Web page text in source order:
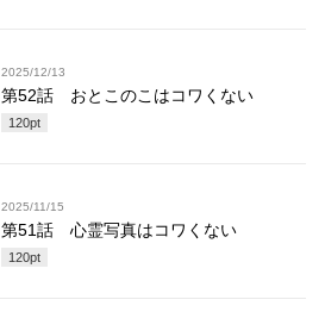
2025/12/13
第52話 おとこのこはコワくない
120pt
2025/11/15
第51話 心霊写真はコワくない
120pt